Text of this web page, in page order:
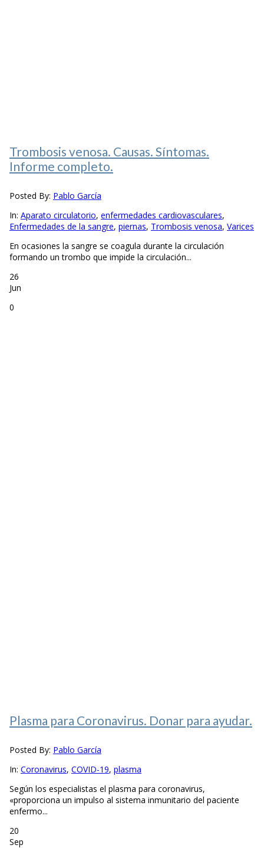
Trombosis venosa. Causas. Síntomas.
Informe completo.
Posted By: Pablo García
In: Aparato circulatorio, enfermedades cardiovasculares,
Enfermedades de la sangre, piernas, Trombosis venosa, Varices
En ocasiones la sangre se coagula durante la circulación
formando un trombo que impide la circulación...
26
Jun
0
Plasma para Coronavirus. Donar para ayudar.
Posted By: Pablo García
In: Coronavirus, COVID-19, plasma
Según los especialistas el plasma para coronavirus,
«proporciona un impulso al sistema inmunitario del paciente
enfermo...
20
Sep